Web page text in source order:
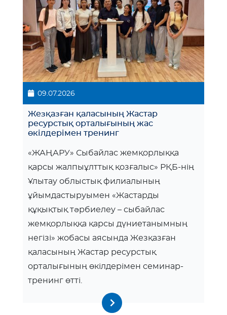
09.07.2026
Жезқазған қаласының Жастар
ресурстық орталығының жас
өкілдерімен тренинг
«ЖАҢАРУ» Сыбайлас жемқорлыққа
қарсы жалпыұлттық қозғалыс» РҚБ-нің
Ұлытау облыстық филиалының
ұйымдастыруымен «Жастарды
құқықтық тәрбиелеу – сыбайлас
жемқорлыққа қарсы дүниетанымның
негізі» жобасы аясында Жезқазған
қаласының Жастар ресурстық
орталығының өкілдерімен семинар-
тренинг өтті.